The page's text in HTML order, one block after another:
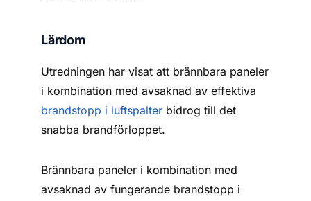
Lärdom
Utredningen har visat att brännbara paneler
i kombination med avsaknad av effektiva
brandstopp i luftspalter bidrog till det
snabba brandförloppet.
Brännbara paneler i kombination med
avsaknad av fungerande brandstopp i